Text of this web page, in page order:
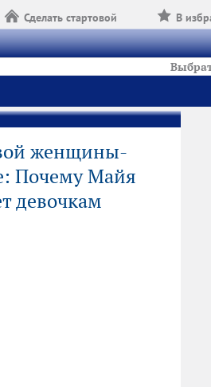
В
Сделать стартовой
женщины-
Почему Майя
девочкам